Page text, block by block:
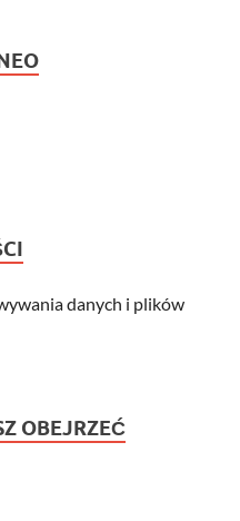
danych i plików
OBEJRZEĆ